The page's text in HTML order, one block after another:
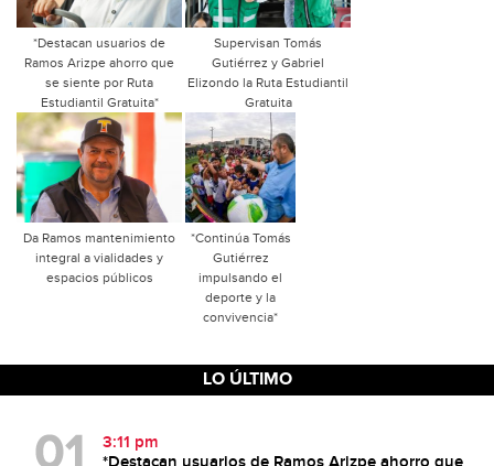
*Destacan usuarios de
Ramos Arizpe ahorro que
se siente por Ruta
Estudiantil Gratuita*
Supervisan Tomás
Gutiérrez y Gabriel
Elizondo la Ruta Estudiantil
Gratuita
Da Ramos mantenimiento
integral a vialidades y
espacios públicos
*Continúa Tomás
Gutiérrez
impulsando el
deporte y la
convivencia*
LO ÚLTIMO
3:11 pm